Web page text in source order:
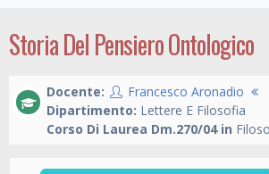
Storia Del Pensiero Ontologico
Docente:
Francesco Aronadio
Dipartimento: Lettere E Filosofia
Corso Di Laurea Dm.270/04 in